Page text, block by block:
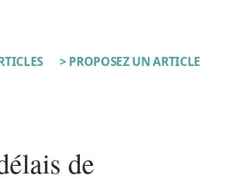
> PROPOSEZ UN ARTICLE
de